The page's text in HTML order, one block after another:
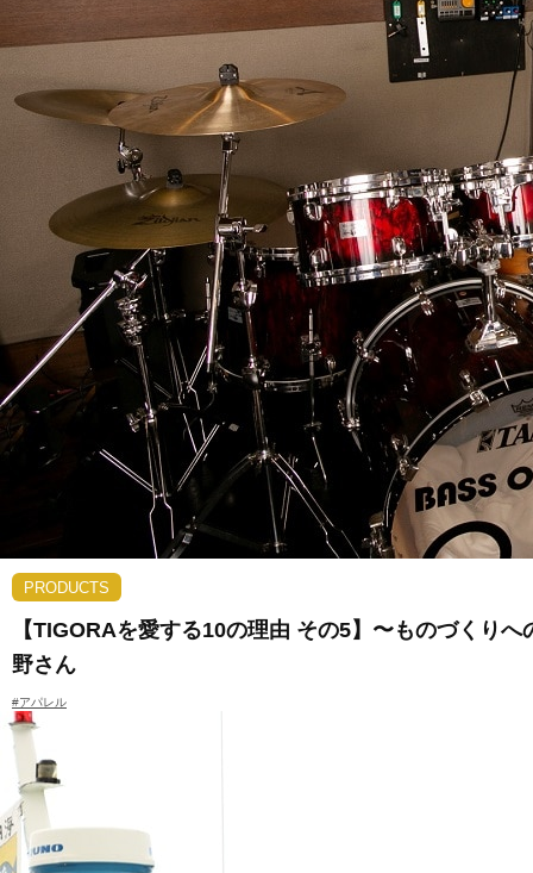
PRODUCTS
【TIGORAを愛する10の理由 その5】〜ものづくり
野さん
#アパレル